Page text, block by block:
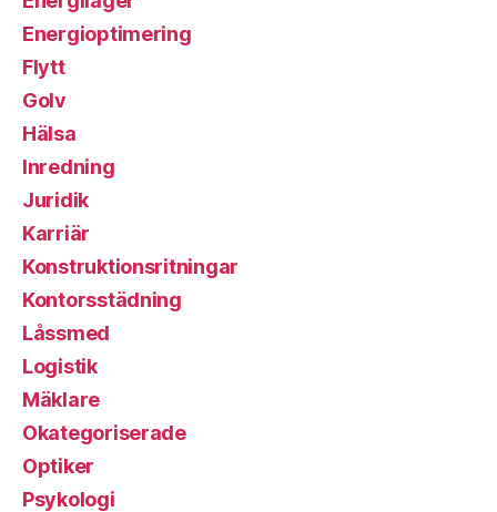
Energioptimering
Flytt
Golv
Hälsa
Inredning
Juridik
Karriär
Konstruktionsritningar
Kontorsstädning
Låssmed
Logistik
Mäklare
Okategoriserade
Optiker
Psykologi